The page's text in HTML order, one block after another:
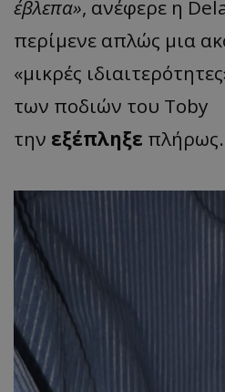
έβλεπα», ανέφερε η
περίμενε απλώς μια
«μικρές
των ποδιών του Toby
την εξέπληξε πλήρως.